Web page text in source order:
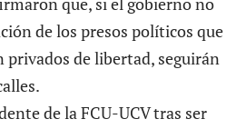
de los presos políticos que
privados de libertad, seguirán